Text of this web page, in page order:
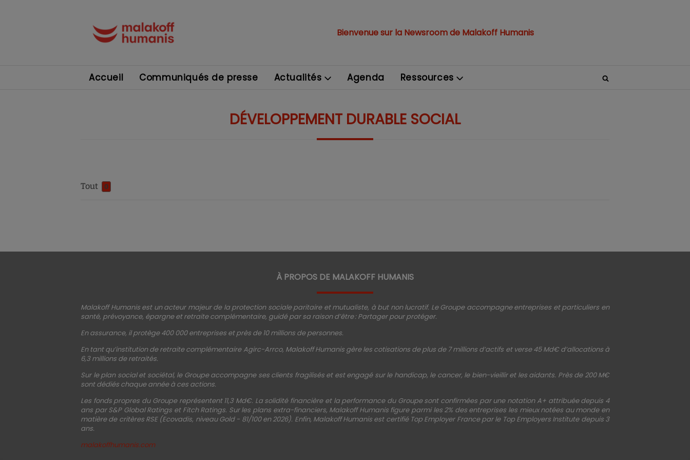
Bienvenue sur la Newsroom de Malakoff Humanis
Accueil Communiqués de presse Actualités Agenda Ressources
DÉVELOPPEMENT DURABLE SOCIAL
Tout 0
À PROPOS DE MALAKOFF HUMANIS
Malakoff Humanis est un acteur majeur de la protection sociale paritaire et mutualiste, à but non lucratif. Le Groupe accompagne entreprises et particuliers en
santé, prévoyance, épargne et retraite complémentaire, guidé par sa raison d’être : Partager pour protéger.
En assurance, il protège 400 000 entreprises et près de 10 millions de personnes.
En tant qu’institution de retraite complémentaire Agirc-Arrco, Malakoff Humanis gère les cotisations de plus de 7 millions d’actifs et verse 45 Md€ d’allocations à
6,3 millions de retraités.
Sur le plan social et sociétal, le Groupe accompagne ses clients fragilisés et est engagé sur le handicap, le cancer, le bien-vieillir et les aidants. Près de 200 M€
sont dédiés chaque année à ces actions.
Les fonds propres du Groupe représentent 11,3 Md€. La solidité financière et la performance du Groupe sont confirmées par une notation A+ attribuée depuis 4
ans par S&P Global Ratings et Fitch Ratings. Sur les plans extra-financiers, Malakoff Humanis figure parmi les 2% des entreprises les mieux notées au monde en
matière de critères RSE (Ecovadis, niveau Gold - 81/100 en 2026). Enfin, Malakoff Humanis est certifié Top Employer France par le Top Employers Institute depuis 3
ans.
malakoffhumanis.com